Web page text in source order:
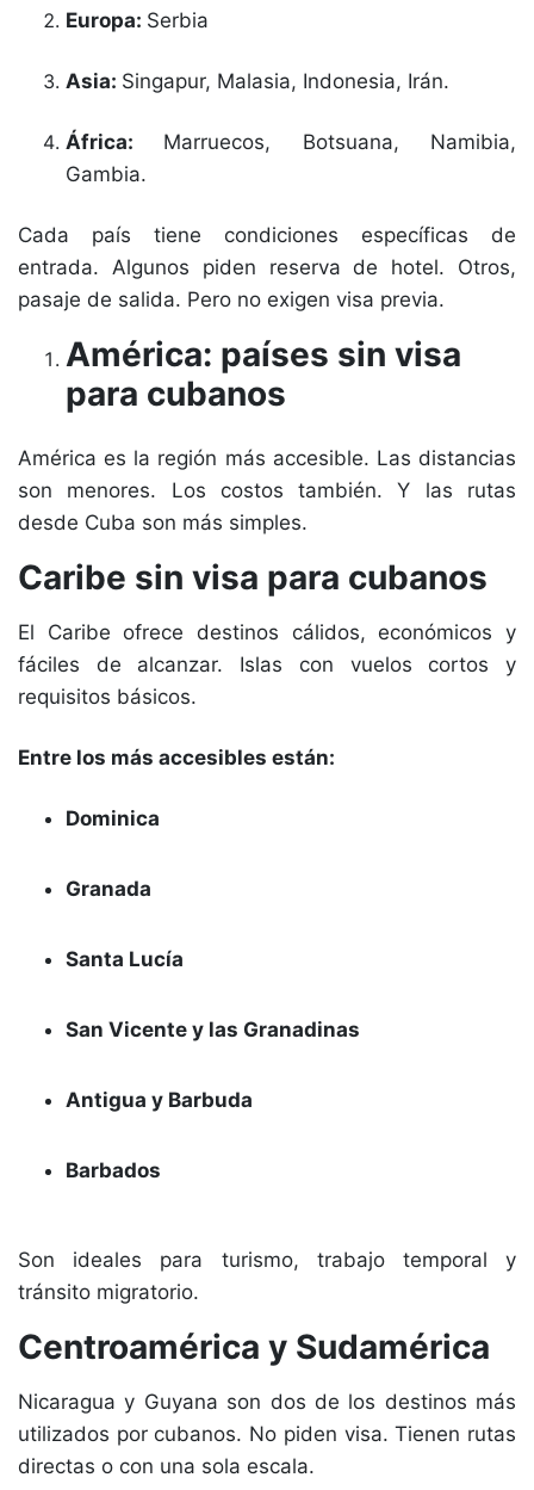
Europa: Serbia
Asia: Singapur, Malasia, Indonesia, Irán.
África: Marruecos, Botsuana, Namibia,
Gambia.
Cada país tiene condiciones específicas de
entrada. Algunos piden reserva de hotel. Otros,
pasaje de salida. Pero no exigen visa previa.
América: países sin visa
para cubanos
América es la región más accesible. Las distancias
son menores. Los costos también. Y las rutas
desde Cuba son más simples.
Caribe sin visa para cubanos
El Caribe ofrece destinos cálidos, económicos y
fáciles de alcanzar. Islas con vuelos cortos y
requisitos básicos.
Entre los más accesibles están:
Dominica
Granada
Santa Lucía
San Vicente y las Granadinas
Antigua y Barbuda
Barbados
Son ideales para turismo, trabajo temporal y
tránsito migratorio.
Centroamérica y Sudamérica
Nicaragua y Guyana son dos de los destinos más
utilizados por cubanos. No piden visa. Tienen rutas
directas o con una sola escala.